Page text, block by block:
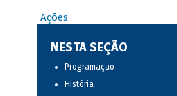
Ações
NESTA SEÇÃO
Programação
História